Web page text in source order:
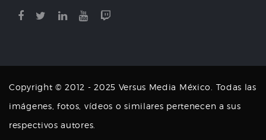
Copyright © 2012 - 2025 Versus Media México. Todas las
imágenes, fotos, vídeos o similares pertenecen a sus
respectivos autores.